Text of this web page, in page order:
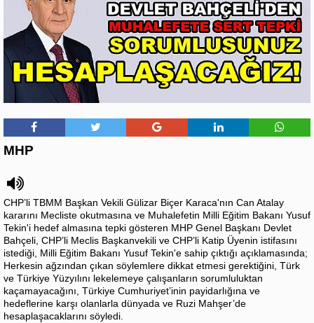
MHP
CHP’li TBMM Başkan Vekili Gülizar Biçer Karaca'nın Can Atalay
kararını Mecliste okutmasına ve Muhalefetin Milli Eğitim Bakanı Yusuf
Tekin'i hedef almasına tepki gösteren MHP Genel Başkanı Devlet
Bahçeli, CHP’li Meclis Başkanvekili ve CHP’li Katip Üyenin istifasını
istediği, Milli Eğitim Bakanı Yusuf Tekin'e sahip çıktığı açıklamasında;
Herkesin ağzından çıkan söylemlere dikkat etmesi gerektiğini, Türk
ve Türkiye Yüzyılını lekelemeye çalışanların sorumluluktan
kaçamayacağını, Türkiye Cumhuriyet’inin payidarlığına ve
hedeflerine karşı olanlarla dünyada ve Ruzi Mahşer’de
hesaplaşacaklarını söyledi.